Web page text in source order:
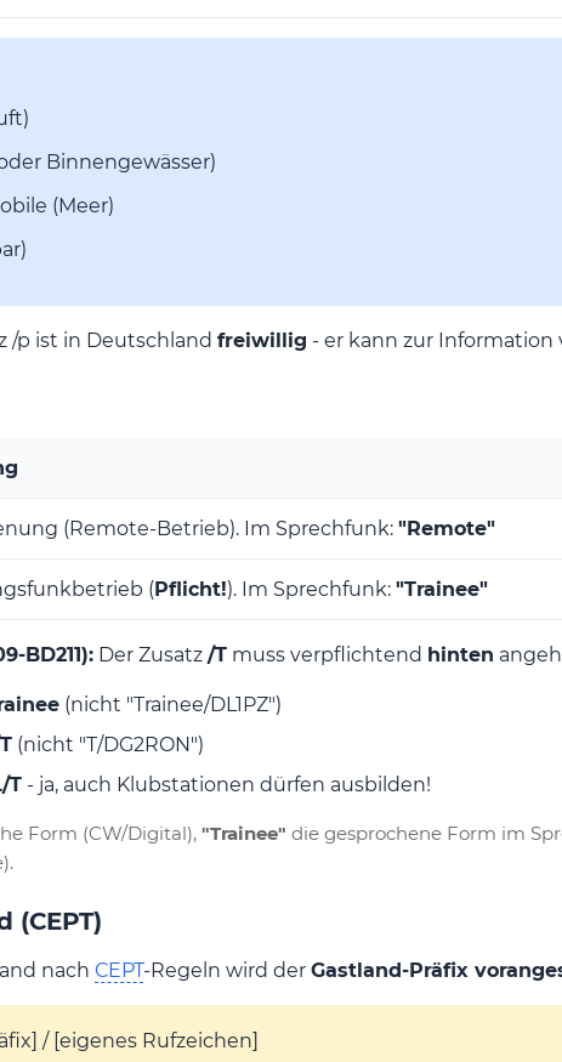
Binnengewässer)
obile (Meer)
/p ist in Deutschland freiwillig - er kann zur
(Remote-Betrieb). Im Sprechfunk: "Remote"
( Pflicht!). Im Sprechfunk: "Trainee"
BD211): Der Zusatz /T muss verpflichtend hinten
(nicht "Trainee/DL1PZ")
(nicht "T/DG2RON")
T - ja, auch Klubstationen dürfen ausbilden!
Form (CW/Digital), "Trainee" die gesprochene Form im
(CEPT)
nach CEPT-Regeln wird der Gastland-Präfix
/ [eigenes Rufzeichen]